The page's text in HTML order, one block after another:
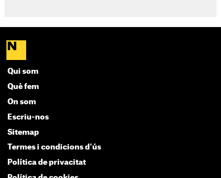
Qui som
Què fem
On som
Escriu-nos
Sitemap
Termes i condicions d'ús
Política de privacitat